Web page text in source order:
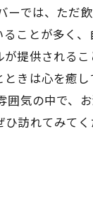
では、ただ
ことが多く
提供される
きは心を癒
気の中で、
訪れてみてく